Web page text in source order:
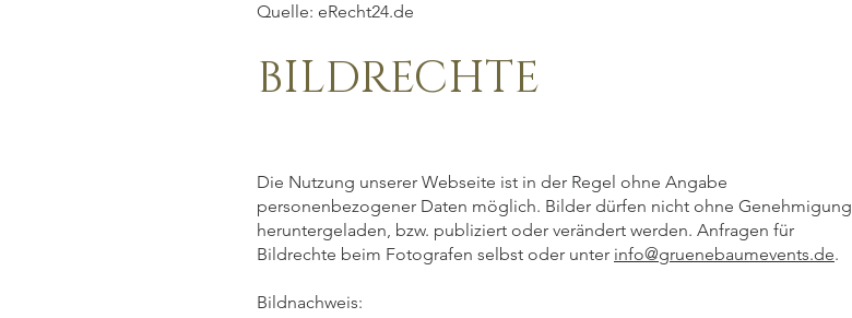
Quelle: eRecht24.de
BILDRECHTE
Die Nutzung unserer Webseite ist in der Regel ohne Angabe
personenbezogener Daten möglich. Bilder dürfen nicht ohne Genehmigung
heruntergeladen, bzw. publiziert oder verändert werden. Anfragen für
Bildrechte beim Fotografen selbst oder unter info@gruenebaumevents.de.
Bildnachweis: